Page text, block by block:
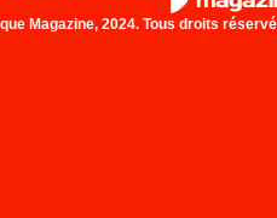
Magazine, 2024. Tous droits